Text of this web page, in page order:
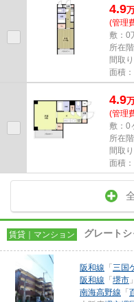
4.9
(管理
敷：0
所在
間取
面積
4.9
(管理
敷：0
所在
間取
面積
賃貸｜マンション グレートシ
阪和線 「 三国
阪和線 「 堺市
南海高野線 「